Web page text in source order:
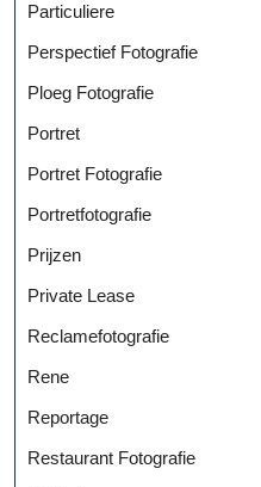
Particuliere
Perspectief Fotografie
Ploeg Fotografie
Portret
Portret Fotografie
Portretfotografie
Prijzen
Private Lease
Reclamefotografie
Rene
Reportage
Restaurant Fotografie